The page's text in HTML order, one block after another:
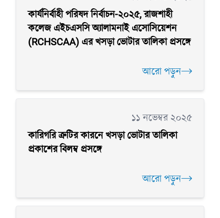
কার্যনির্বাহী পরিষদ নির্বাচন-২০২৫, রাজশাহী
কলেজ এইচএসসি অ্যালামনাই এসোসিয়েশন
(RCHSCAA) এর খসড়া ভোটার তালিকা প্রসঙ্গে
আরো পড়ুন
১১ নভেম্বর ২০২৫
কারিগরি ত্রুটির কারনে খসড়া ভোটার তালিকা
প্রকাশের বিলম্ব প্রসঙ্গে
আরো পড়ুন